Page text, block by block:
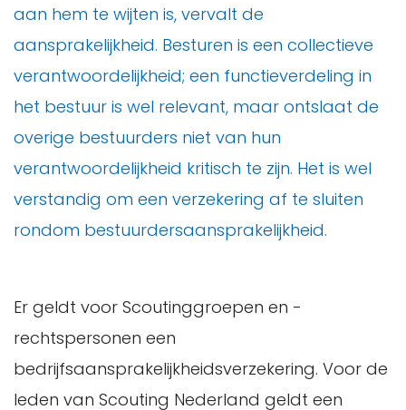
aan hem te wijten is, vervalt de
aansprakelijkheid. Besturen is een collectieve
verantwoordelijkheid; een functieverdeling in
het bestuur is wel relevant, maar ontslaat de
overige bestuurders niet van hun
verantwoordelijkheid kritisch te zijn. Het is wel
verstandig om een verzekering af te sluiten
rondom bestuurdersaansprakelijkheid.
Er geldt voor Scoutinggroepen en -
rechtspersonen een
bedrijfsaansprakelijkheidsverzekering. Voor de
leden van Scouting Nederland geldt een